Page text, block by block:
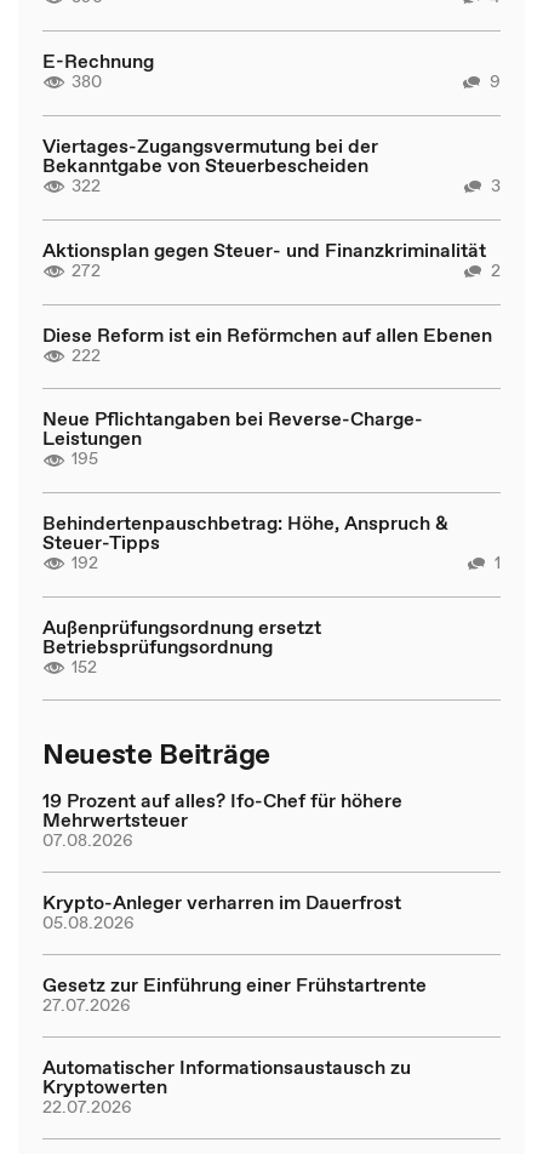
E-Rechnung
380 9
Viertages-Zugangsvermutung bei der
Bekanntgabe von Steuerbescheiden
322 3
Aktionsplan gegen Steuer- und Finanzkriminalität
272 2
Diese Reform ist ein Reförmchen auf allen Ebenen
222
Neue Pflichtangaben bei Reverse-Charge-
Leistungen
195
Behindertenpauschbetrag: Höhe, Anspruch &
Steuer-Tipps
192 1
Außenprüfungsordnung ersetzt
Betriebsprüfungsordnung
152
Neueste Beiträge
19 Prozent auf alles? Ifo-Chef für höhere
Mehrwertsteuer
07.08.2026
Krypto-Anleger verharren im Dauerfrost
05.08.2026
Gesetz zur Einführung einer Frühstartrente
27.07.2026
Automatischer Informationsaustausch zu
Kryptowerten
22.07.2026